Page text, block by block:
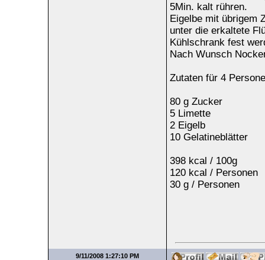
5Min. kalt rühren.
Eigelbe mit übrigem
unter die erkaltete
Kühlschrank fest
Nach Wunsch
Zutaten für 4
80 g Zucker
5 Limette
2 Eigelb
10 Gelatineblätter
398 kcal / 100g
120 kcal / Personen
30 g / Personen
9/11/2008 1:27:10 PM